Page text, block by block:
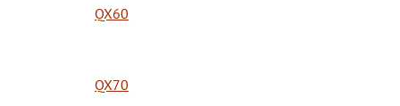
QX60
QX70